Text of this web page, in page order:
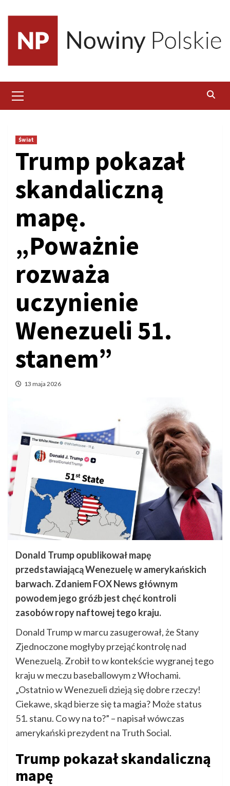
content
Menu
Świat
Trump pokazał
skandaliczną
mapę.
„Poważnie
rozważa
uczynienie
Wenezueli 51.
stanem”
13 maja 2026
Donald Trump opublikował mapę
przedstawiającą Wenezuelę w amerykańskich
barwach. Zdaniem FOX News głównym
powodem jego gróźb jest chęć kontroli
zasobów ropy naftowej tego kraju.
Donald Trump w marcu zasugerował, że Stany
Zjednoczone mogłyby przejąć kontrolę nad
Wenezuelą. Zrobił to w kontekście wygranej tego
kraju w meczu baseballowym z Włochami.
„Ostatnio w Wenezueli dzieją się dobre rzeczy!
Ciekawe, skąd bierze się ta magia? Może status
51. stanu. Co wy na to?” – napisał wówczas
amerykański prezydent na Truth Social.
Trump pokazał skandaliczną
mapę